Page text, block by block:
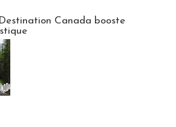
Canada booste